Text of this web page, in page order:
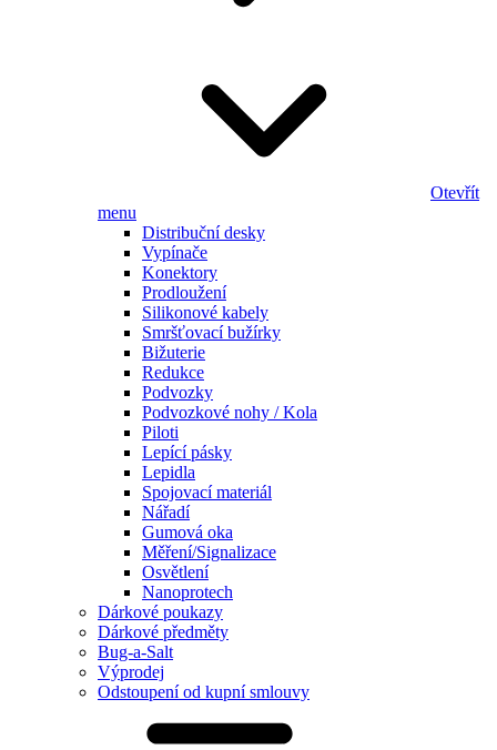
Otevřít
menu
Distribuční desky
Vypínače
Konektory
Prodloužení
Silikonové kabely
Smršťovací bužírky
Bižuterie
Redukce
Podvozky
Podvozkové nohy / Kola
Piloti
Lepící pásky
Lepidla
Spojovací materiál
Nářadí
Gumová oka
Měření/Signalizace
Osvětlení
Nanoprotech
Dárkové poukazy
Dárkové předměty
Bug-a-Salt
Výprodej
Odstoupení od kupní smlouvy